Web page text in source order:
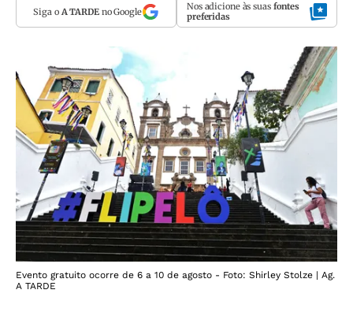
Siga o A TARDEno Google Nos adicione às suas fontes
preferidas
Evento gratuito ocorre de 6 a 10 de agosto - Foto: Shirley Stolze | Ag.
A TARDE